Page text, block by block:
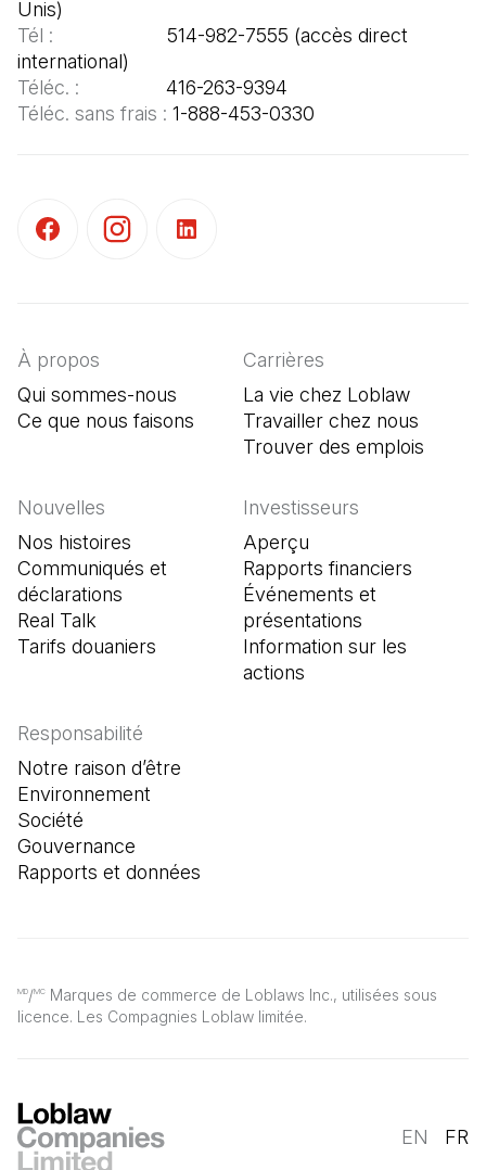
Tél :
                   514-982-7555 (accès direct
Téléc. :
Téléc. sans frais : 1-888-453-0330
MD/MC Marques de commerce de Loblaws Inc., utilisées sous
licence. Les Compagnies Loblaw limitée.
À propos
Qui sommes-nous
Ce que nous faisons
Carrières
La vie chez Loblaw
Travailler chez nous
Trouver des emplois
Nouvelles
Nos histoires
Communiqués et
déclarations
Real Talk
Tarifs douaniers
Investisseurs
Aperçu
Rapports financiers
Événements et
présentations
Information sur les
actions
Responsabilité
Notre raison d’être
Environnement
Société
Gouvernance
Rapports et données
EN FR